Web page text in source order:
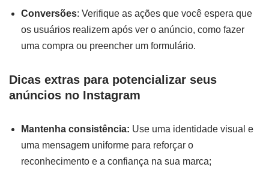
Conversões: Verifique as ações que você espera que
os usuários realizem após ver o anúncio, como fazer
uma compra ou preencher um formulário.
Dicas extras para potencializar seus
anúncios no Instagram
Mantenha consistência: Use uma identidade visual e
uma mensagem uniforme para reforçar o
reconhecimento e a confiança na sua marca;